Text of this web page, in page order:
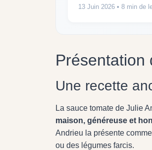
13 Juin 2026 • 8 min de
Présentation
Une recette
La sauce tomate de Julie
maison, généreuse et
Andrieu la présente
ou des légumes farcis.